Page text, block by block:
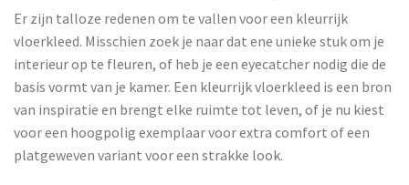
Er zijn talloze redenen om te vallen voor een kleurrijk
vloerkleed. Misschien zoek je naar dat ene unieke stuk om je
interieur op te fleuren, of heb je een eyecatcher nodig die de
basis vormt van je kamer. Een kleurrijk vloerkleed is een bron
van inspiratie en brengt elke ruimte tot leven, of je nu kiest
voor een hoogpolig exemplaar voor extra comfort of een
platgeweven variant voor een strakke look.